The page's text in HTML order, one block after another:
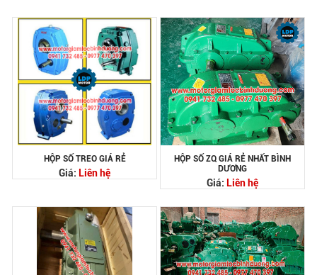
HỘP SỐ TREO GIÁ RẺ
Giá: Liên hệ
HỘP SỐ ZQ GIÁ RẺ NHẤT BÌNH
DƯƠNG
Giá: Liên hệ